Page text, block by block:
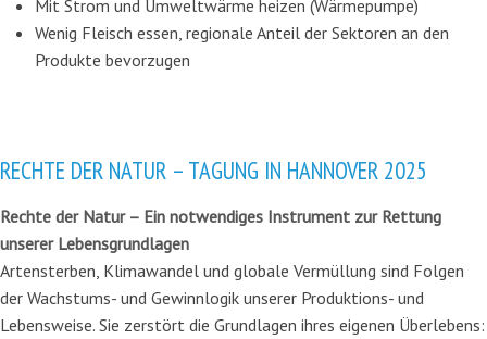
Mit Strom und Umweltwärme heizen (Wärmepumpe)
Wenig Fleisch essen, regionale Anteil der Sektoren an den
Produkte bevorzugen
RECHTE DER NATUR – TAGUNG IN HANNOVER 2025
Rechte der Natur – Ein notwendiges Instrument zur Rettung
unserer Lebensgrundlagen
Artensterben, Klimawandel und globale Vermüllung sind Folgen
der Wachstums- und Gewinnlogik unserer Produktions- und
Lebensweise. Sie zerstört die Grundlagen ihres eigenen Überlebens: